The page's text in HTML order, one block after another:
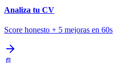
Analiza tu CV
Score honesto + 5 mejoras en 60s
📄